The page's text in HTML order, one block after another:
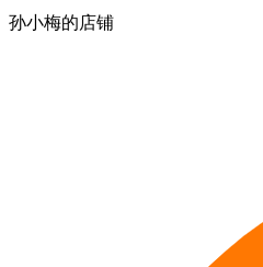
孙小梅的店铺